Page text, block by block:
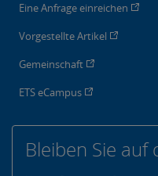
Eine Anfrage einreichen
Vorgestellte Artikel
Gemeinschaft
ETS eCampus
Bleiben Sie auf